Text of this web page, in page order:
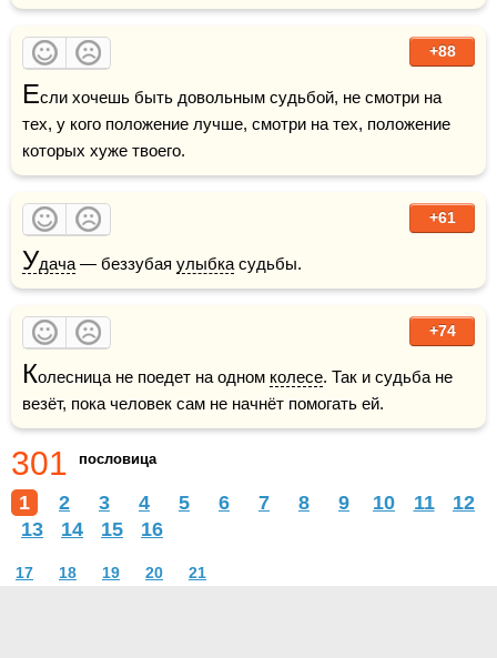
+88
Если хочешь быть довольным судьбой, не смотри на
тех, у кого положение лучше, смотри на тех, положение
которых хуже твоего.
+61
Удача — беззубая улыбка судьбы.
+74
Колесница не поедет на одном колесе. Так и судьба не
везёт, пока человек сам не начнёт помогать ей.
301 пословица
1 2 3 4 5 6 7 8 9 10 11
12
13
14 15 16
17 18 19 20 21